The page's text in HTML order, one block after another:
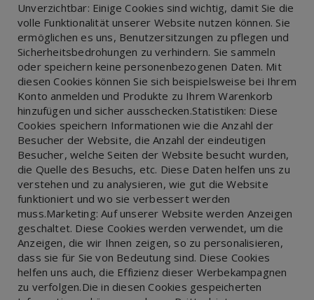
‎Unverzichtbar:‎‎ Einige Cookies sind wichtig, damit Sie die
volle Funktionalität unserer Website nutzen können. Sie
ermöglichen es uns, Benutzersitzungen zu pflegen und
Sicherheitsbedrohungen zu verhindern. Sie sammeln
oder speichern keine personenbezogenen Daten. Mit
diesen Cookies können Sie sich beispielsweise bei Ihrem
Konto anmelden und Produkte zu Ihrem Warenkorb
hinzufügen und sicher ausschecken.‎‎Statistiken:‎‎ Diese
Cookies speichern Informationen wie die Anzahl der
Besucher der Website, die Anzahl der eindeutigen
Besucher, welche Seiten der Website besucht wurden,
die Quelle des Besuchs, etc. Diese Daten helfen uns zu
verstehen und zu analysieren, wie gut die Website
funktioniert und wo sie verbessert werden
muss.‎‎Marketing:‎‎ Auf unserer Website werden Anzeigen
geschaltet. Diese Cookies werden verwendet, um die
Anzeigen, die wir Ihnen zeigen, so zu personalisieren,
dass sie für Sie von Bedeutung sind. Diese Cookies
helfen uns auch, die Effizienz dieser Werbekampagnen
zu verfolgen.‎‎Die in diesen Cookies gespeicherten